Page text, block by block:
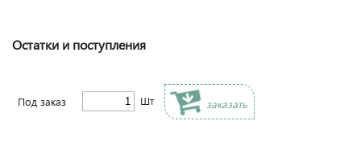
Остатки и поступления
Под заказ Шт заказать